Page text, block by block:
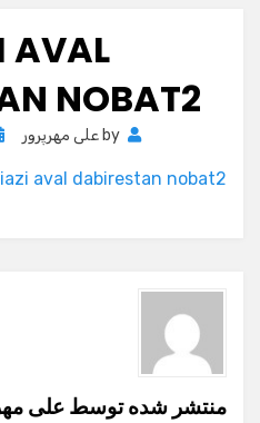
AVAL
NOBAT2
by علی مهرپرور
aval dabirestan nobat2
منتشر شده توسطعلی